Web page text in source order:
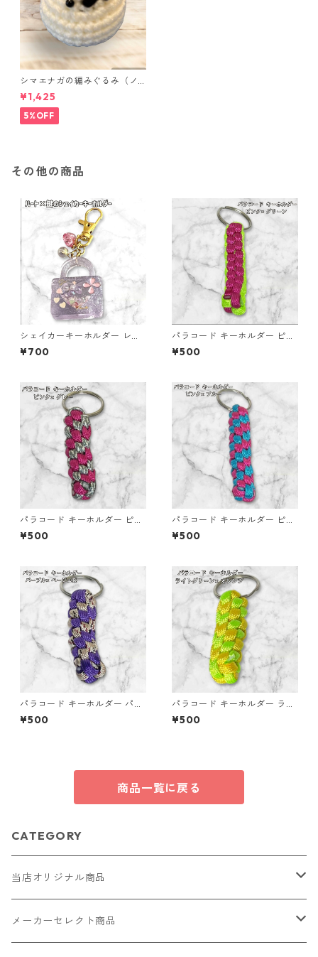
シマエナガの編みぐるみ（ノ
ーマル）
¥1,425
5%OFF
その他の商品
シェイカーキーホルダー レジ
ン キーホルダー ハート 鍵 バ
ッグチャーム ハンドメイド レ
ラ チャーム ビーズ入り プレゼ
ント ギフト
¥700
パラコード キーホルダー ピン
ク グリーン 編み込み s30
¥500
パラコード キーホルダー ピン
ク グレー 編み込み s28
¥500
パラコード キーホルダー ピン
ク ブルー 編み込み s38 アウト
ドア
¥500
パラコード キーホルダー パー
プル ベージュ系 編み込み s34
¥500
パラコード キーホルダー ライ
トグリーン イエロー 編み込み
s26
¥500
商品一覧に戻る
CATEGORY
当店オリジナル商品
レザー（革）
メーカーセレクト商品